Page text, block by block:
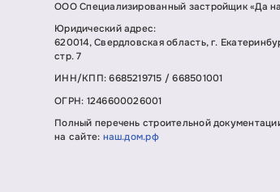
ООО Специализированный застройщик «Да
Юридический адрес:
620014, Свердловская область, г.
стр. 7
ИНН/КПП: 6685219715 / 668501001
ОГРН: 1246600026001
Полный перечень строительной
на сайте: наш.дом.рф